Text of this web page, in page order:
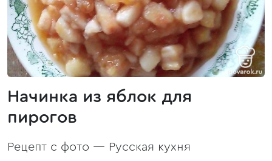
Начинка из яблок для
пирогов
Рецепт с фото — Русская кухня